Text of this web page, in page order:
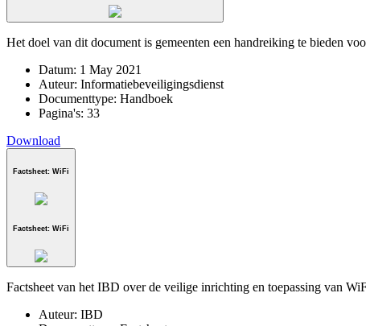
Het doel van dit document is gemeenten een handreiking te bieden
Datum: 1 May 2021
Auteur: Informatiebeveiligingsdienst
Documenttype: Handboek
Pagina's: 33
Download
Factsheet: WiFi
Factsheet: WiFi
Factsheet van het IBD over de veilige inrichting en toepassing van
Auteur: IBD